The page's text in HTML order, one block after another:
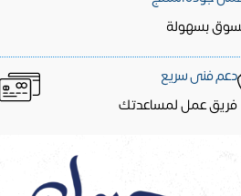
بسهولة
دعم فنى سريع
فريق عمل لمساعدتك